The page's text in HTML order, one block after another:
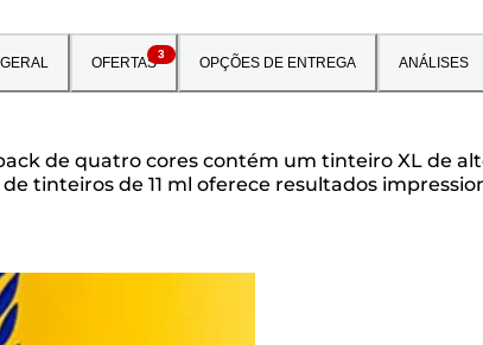
OFERTAS
3
OPÇÕES DE ENTREGA ANÁLISES
de quatro cores contém um tinteiro XL de
tinteiros de 11 ml oferece resultados